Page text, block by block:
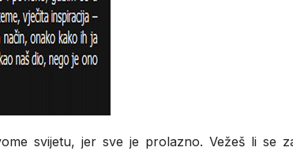
svijetu, jer sve je prolazno. Vežeš li se